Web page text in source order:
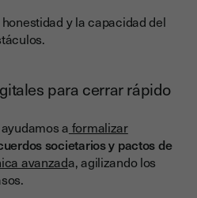
y la capacidad del
para cerrar rápido
a formalizar
societarios y pactos de
avanzada, agilizando los